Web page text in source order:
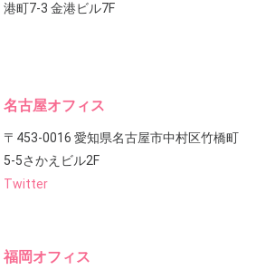
港町7-3 金港ビル7F
名古屋オフィス
〒453-0016 愛知県名古屋市中村区竹橋町
5-5さかえビル2F
Twitter
福岡オフィス